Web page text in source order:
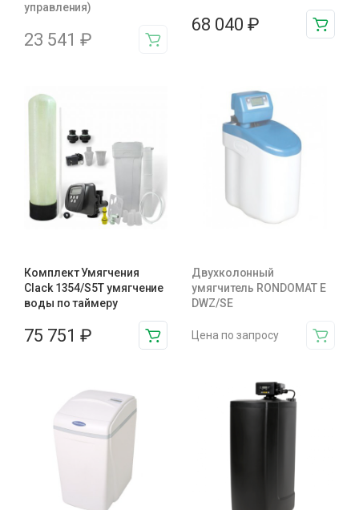
управления)
23 541 ₽
68 040 ₽
Комплект Умягчения
Clack 1354/S5T умягчение
воды по таймеру
75 751 ₽
Двухколонный
умягчитель RONDOMAT E
DWZ/SE
Цена по запросу